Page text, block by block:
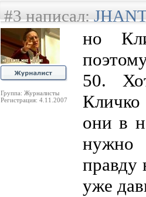
#3 написал:
Группа: Журналисты
Регистрация: 4.11.2007
но
50.
они в
нужно
правду
уже